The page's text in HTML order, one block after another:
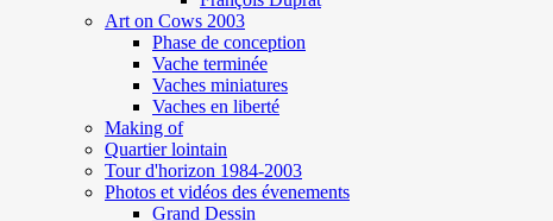
Art on Cows 2003
Phase de conception
Vache terminée
Vaches miniatures
Vaches en liberté
Making of
Quartier lointain
Tour d'horizon 1984-2003
Photos et vidéos des évenements
Grand Dessin